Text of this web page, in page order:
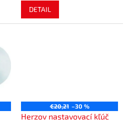
DETAIL
€20,21 –30 %
Herzov nastavovací kľúč